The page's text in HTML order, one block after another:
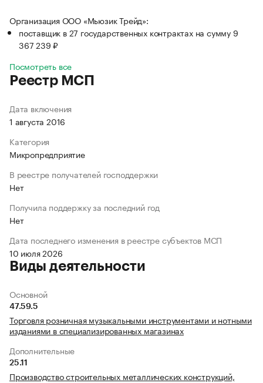
Организация ООО «Мьюзик Трейд»:
поставщик в 27 государственных контрактах на сумму 9
367 239 ₽
Посмотреть все
Реестр МСП
Дата включения
1 августа 2016
Категория
Микропредприятие
В реестре получателей господдержки
Нет
Получила поддержку за последний год
Нет
Дата последнего изменения в реестре субъектов МСП
10 июля 2026
Виды деятельности
Основной
47.59.5
Торговля розничная музыкальными инструментами и нотными
изданиями в специализированных магазинах
Дополнительные
25.11
Производство строительных металлических конструкций,